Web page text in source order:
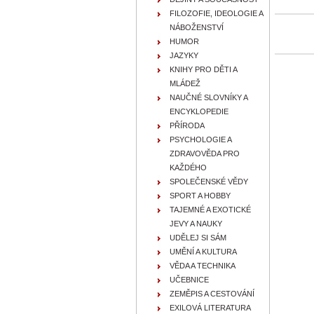
FILOZOFIE, IDEOLOGIE A
NÁBOŽENSTVÍ
HUMOR
JAZYKY
KNIHY PRO DĚTI A
MLÁDEŽ
NAUČNÉ SLOVNÍKY A
ENCYKLOPEDIE
PŘÍRODA
PSYCHOLOGIE A
ZDRAVOVĚDA PRO
KAŽDÉHO
SPOLEČENSKÉ VĚDY
SPORT A HOBBY
TAJEMNÉ A EXOTICKÉ
JEVY A NAUKY
UDĚLEJ SI SÁM
UMĚNÍ A KULTURA
VĚDA A TECHNIKA
UČEBNICE
ZEMĚPIS A CESTOVÁNÍ
EXILOVÁ LITERATURA